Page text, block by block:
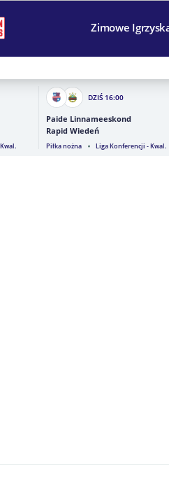
Zimowe
DZIŚ 16:00
Paide Linnameeskond
Rapid Wiedeń
Piłka nożna Liga Konferencji - Kwal.